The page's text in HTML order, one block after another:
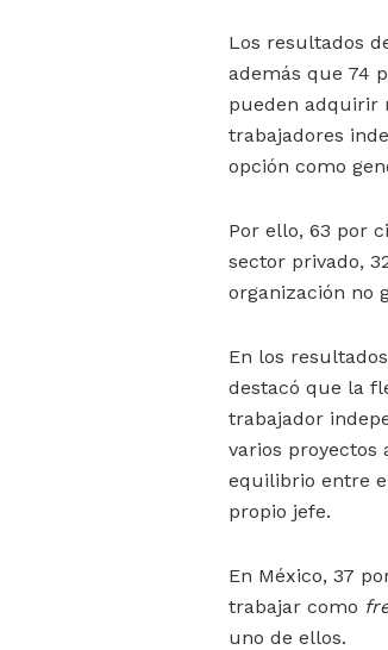
Los resultados
además que 74
pueden adquirir
trabajadores
opción como
Por ello, 63 por
sector privado,
organización no
En los
destacó que la
trabajador
varios proyectos
equilibrio entre
propio jefe.
En México, 37
trabajar como
uno de ellos.